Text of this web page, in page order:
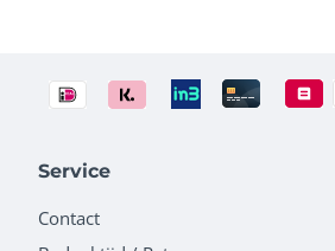
Service
Contact